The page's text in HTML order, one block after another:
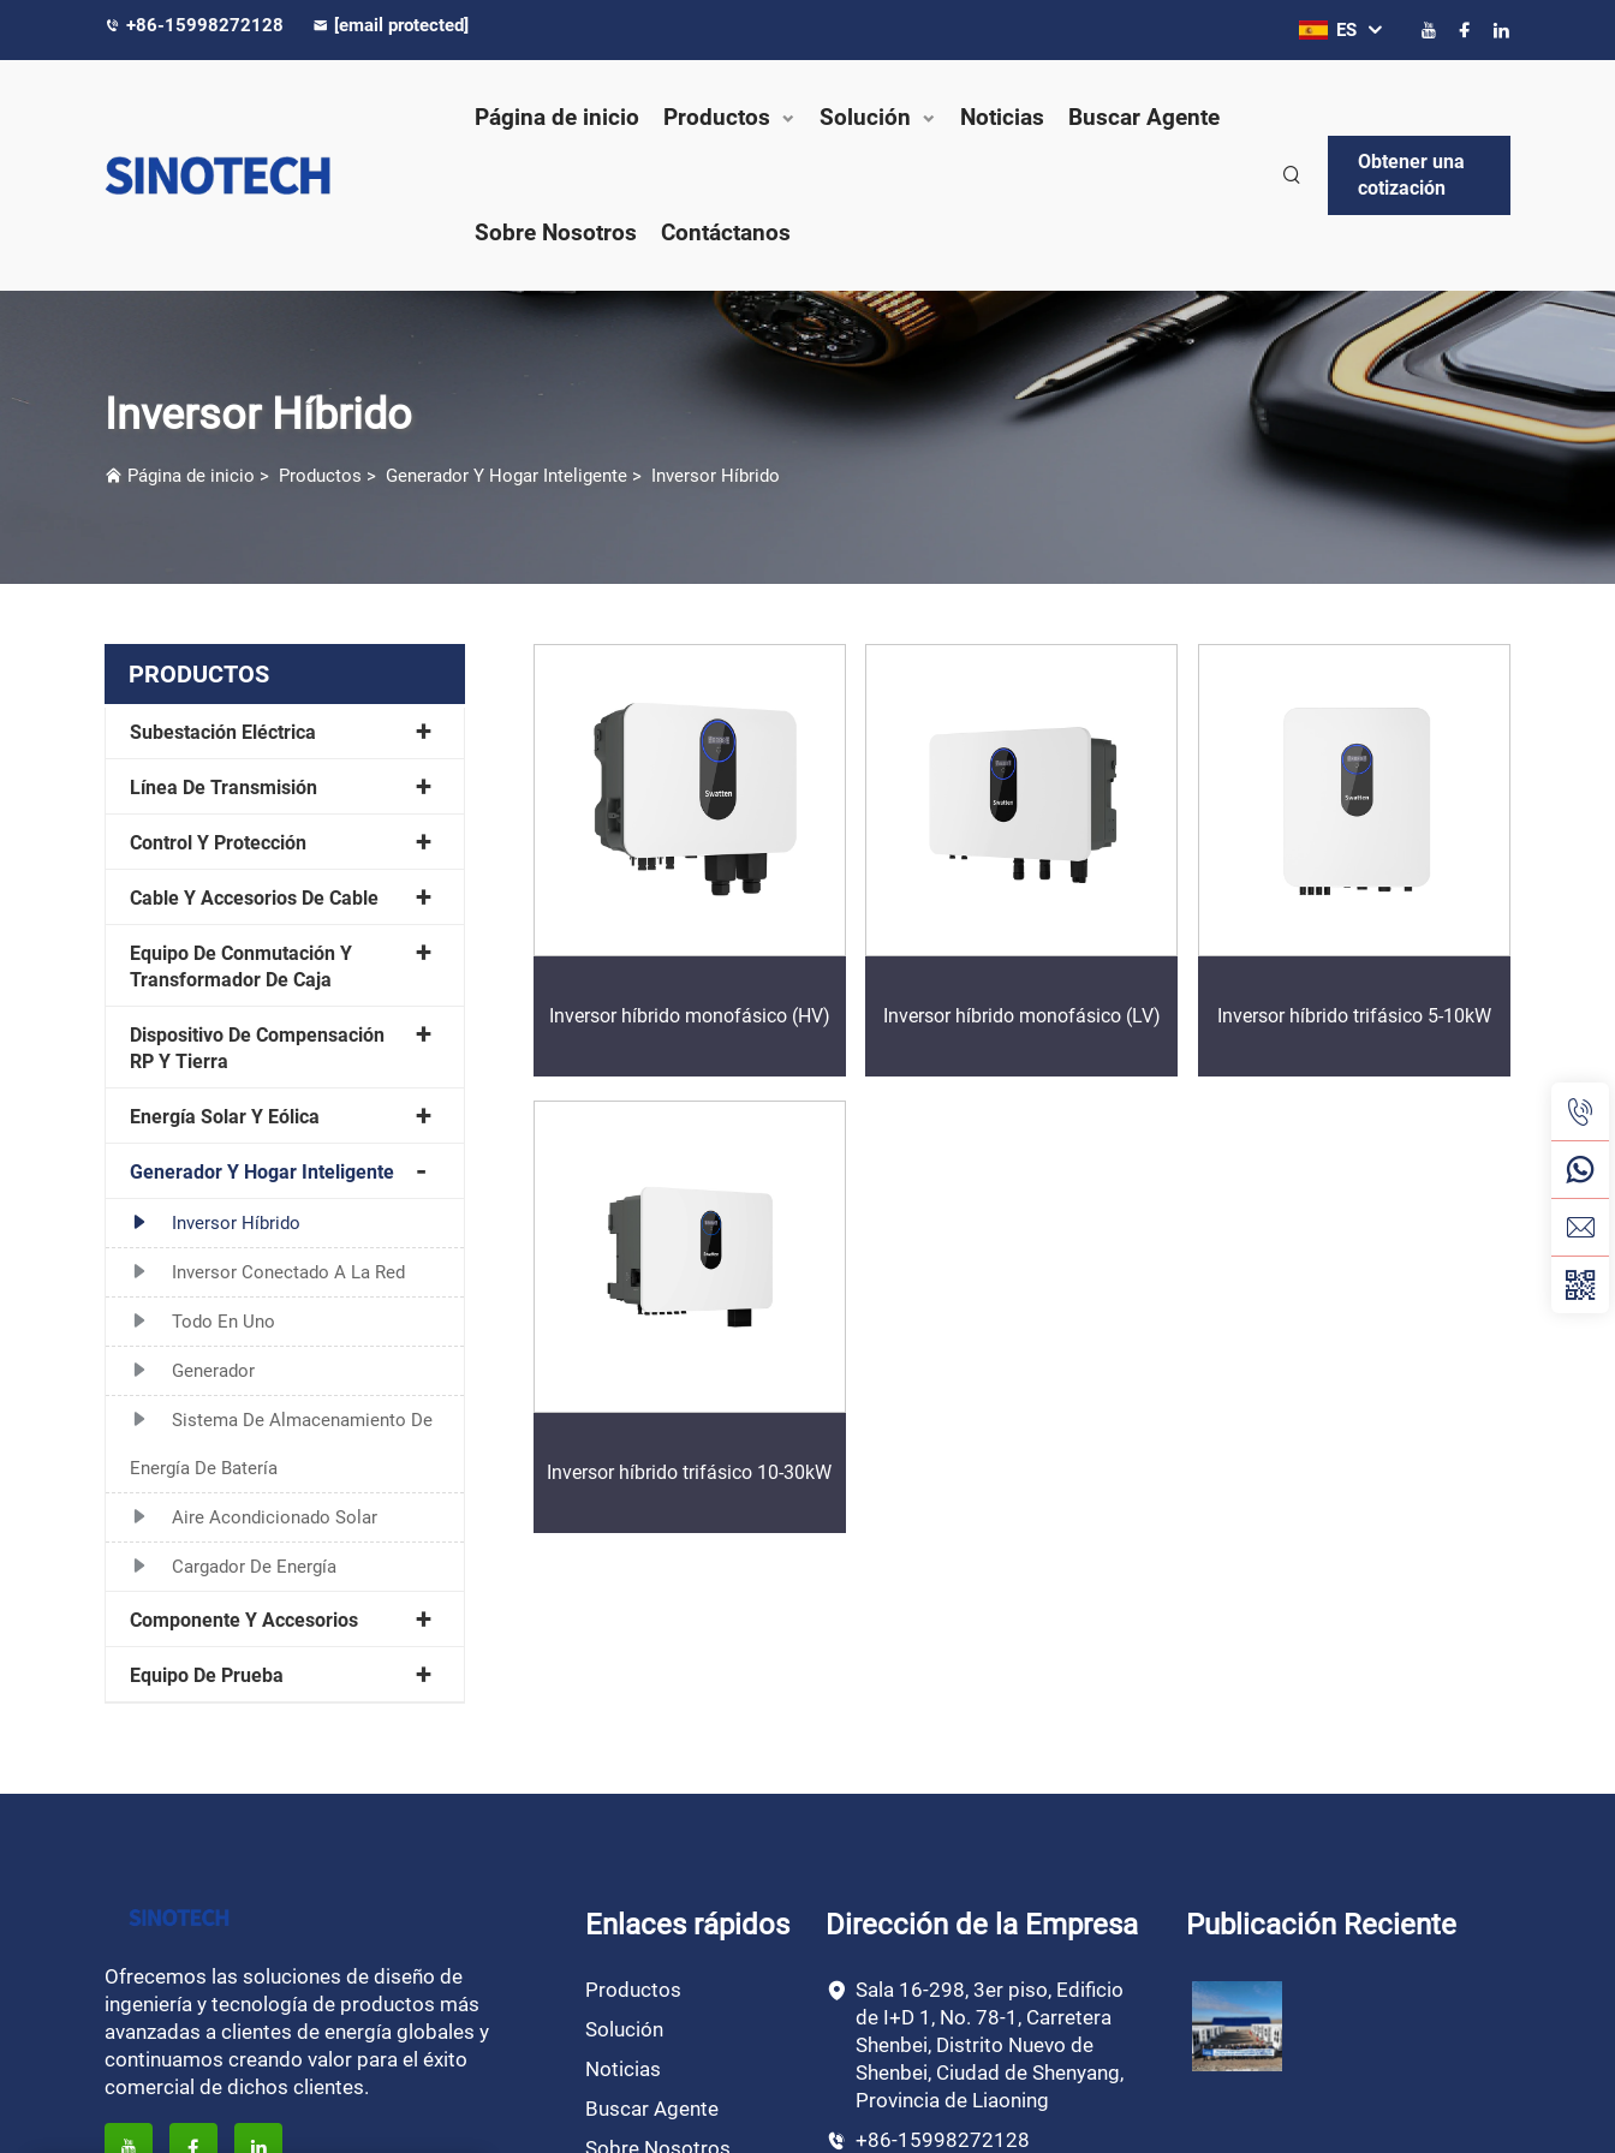
+86-15998272128 [email protected] ES
Página de inicio Productos Solución Noticias Buscar Agente
Sobre Nosotros Contáctanos
Obtener una
cotización
Inversor Híbrido
Página de inicio > Productos > Generador Y Hogar Inteligente > Inversor Híbrido
PRODUCTOS
Subestación Eléctrica
Línea De Transmisión
Control Y Protección
Cable Y Accesorios De Cable
Equipo De Conmutación Y
Transformador De Caja
Dispositivo De Compensación
RP Y Tierra
Energía Solar Y Eólica
Generador Y Hogar Inteligente
Inversor Híbrido
Inversor Conectado A La Red
Todo En Uno
Generador
Sistema De Almacenamiento De
Energía De Batería
Aire Acondicionado Solar
Cargador De Energía
Componente Y Accesorios
Equipo De Prueba
Inversor híbrido monofásico (HV) Inversor híbrido monofásico (LV) Inversor híbrido trifásico 5-10kW
Inversor híbrido trifásico 10-30kW
Ofrecemos las soluciones de diseño de
ingeniería y tecnología de productos más
avanzadas a clientes de energía globales y
continuamos creando valor para el éxito
comercial de dichos clientes.
Enlaces rápidos
Productos
Solución
Noticias
Buscar Agente
Sobre Nosotros
Dirección de la Empresa
Sala 16-298, 3er piso, Edificio
de I+D 1, No. 78-1, Carretera
Shenbei, Distrito Nuevo de
Shenbei, Ciudad de Shenyang,
Provincia de Liaoning
+86-15998272128
Publicación Reciente